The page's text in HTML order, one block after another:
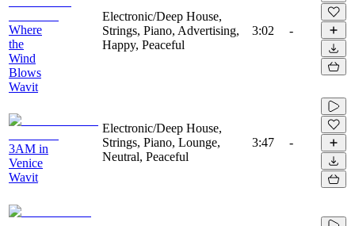
Where
the
Wind
Blows
Wavit
Electronic/Deep House,
Strings, Piano, Advertising,
Happy, Peaceful
3:02 -
3AM in
Venice
Wavit
Electronic/Deep House,
Strings, Piano, Lounge,
Neutral, Peaceful
3:47 -